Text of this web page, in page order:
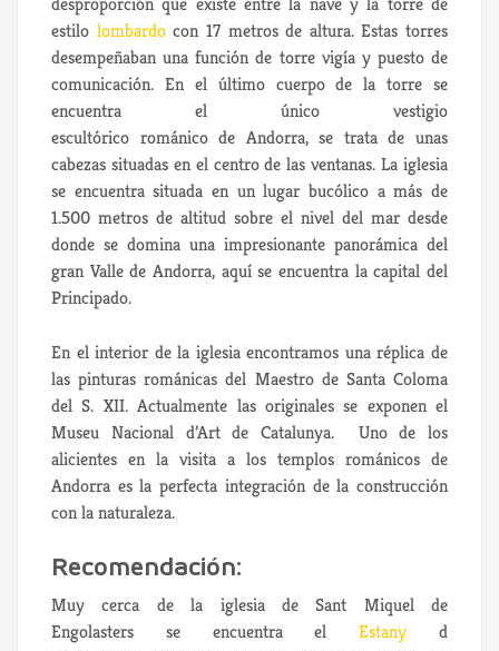
estilo lombardocon 17 metros de altura. Estas torres
desempeñaban una función de torre vigía y puesto de
comunicación. En el último cuerpo de la torre se
encuentra el único vestigio
escultórico románico de Andorra, se trata de unas
cabezas situadas en el centro de las ventanas. La iglesia
se encuentra situada en un lugar bucólico a más de
1.500 metros de altitud sobre el nivel del mar desde
donde se domina una impresionante panorámica del
gran Valle de Andorra, aquí se encuentra la capital del
Principado.
En el interior de la iglesia encontramos una réplica de
las pinturas románicas del Maestro de Santa Coloma
del S. XII. Actualmente las originales se exponen el
Museu Nacional d’Art de Catalunya. Uno de los
alicientes en la visita a los templos románicos de
Andorra es la perfecta integración de la construcción
con la naturaleza.
Recomendación:
Muy cerca de la iglesia de Sant Miquel de
Engolasters se encuentra elEstany d